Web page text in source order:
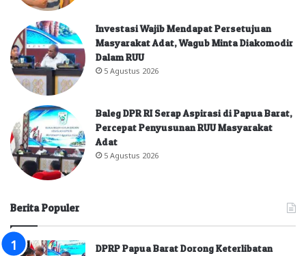
Investasi Wajib Mendapat Persetujuan
Masyarakat Adat, Wagub Minta Diakomodir
Dalam RUU
5 Agustus 2026
Baleg DPR RI Serap Aspirasi di Papua Barat,
Percepat Penyusunan RUU Masyarakat
Adat
5 Agustus 2026
Berita Populer
DPRP Papua Barat Dorong Keterlibatan